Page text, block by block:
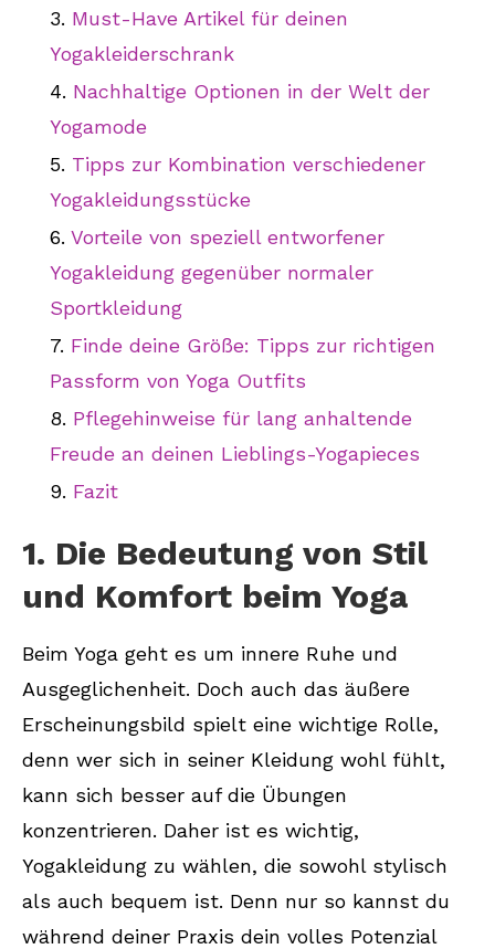
Must-Have Artikel für deinen
Yogakleiderschrank
Nachhaltige Optionen in der Welt der
Yogamode
Tipps zur Kombination verschiedener
Yogakleidungsstücke
Vorteile von speziell entworfener
Yogakleidung gegenüber normaler
Sportkleidung
Finde deine Größe: Tipps zur richtigen
Passform von Yoga Outfits
Pflegehinweise für lang anhaltende
Freude an deinen Lieblings-Yogapieces
Fazit
1. Die Bedeutung von Stil
und Komfort beim Yoga
Beim Yoga geht es um innere Ruhe und
Ausgeglichenheit. Doch auch das äußere
Erscheinungsbild spielt eine wichtige Rolle,
denn wer sich in seiner Kleidung wohl fühlt,
kann sich besser auf die Übungen
konzentrieren. Daher ist es wichtig,
Yogakleidung zu wählen, die sowohl stylisch
als auch bequem ist. Denn nur so kannst du
während deiner Praxis dein volles Potenzial